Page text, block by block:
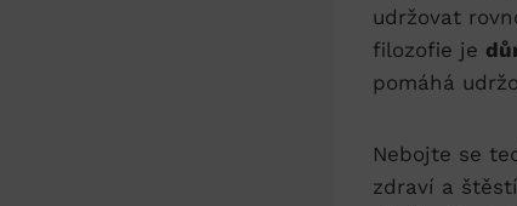
udržovat
filozofie je
pomáhá
Nebojte se
zdraví a